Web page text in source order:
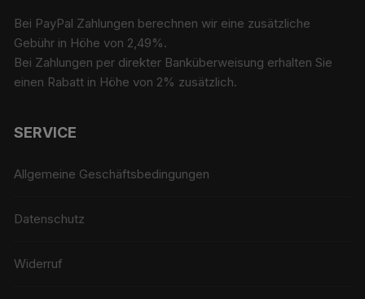
Bei PayPal Zahlungen berechnen wir eine zusätzliche
Gebühr in Höhe von 2,49%.
Bei Zahlungen per direkter Banküberweisung erhalten Sie
einen Rabatt in Höhe von 2% zusätzlich.
SERVICE
Allgemeine Geschäftsbedingungen
Datenschutz
Widerruf